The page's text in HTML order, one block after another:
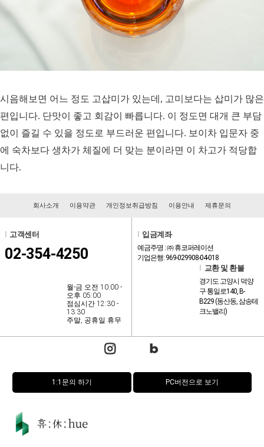
시음해보면 어느 정도 고삽미가 있는데, 고미보다는 삽미가 많은
편입니다. 단맛이 좋고 회감이 빠릅니다. 이 정도면 대개 큰 부담
없이 즐길 수 있을 정도로 부드러운 편입니다. 보이차 입문자 중
에 숙차보다 생차가 체질에 더 맞는 분이라면 이 차고가 적당합
니다.
회사소개 이용약관 개인정보취급방침 이용안내 제휴문의
고객센터
02-354-4250
월-금 오전 10:00 -
오후 05:00
점심시간 12:30 -
13:30
주말, 공휴일 휴무
입금계좌
예금주명 : ㈜ 휴코퍼레이션
기업은행: 969-029908-04-018
교환 및 환불
경기도 고양시 덕양
구 통일로140, B-
B229 (동산동, 삼송테
크노밸리)
1:1문의 하기 PC버전으로 보기